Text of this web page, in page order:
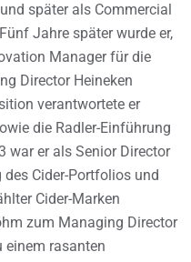
später als Commercial
Jahre später wurde er,
Manager für die
Director Heineken
verantwortete er
die Radler-Einführung
war er als Senior Director
Cider-Portfolios und
Cider-Marken
zum Managing Director
einem rasanten